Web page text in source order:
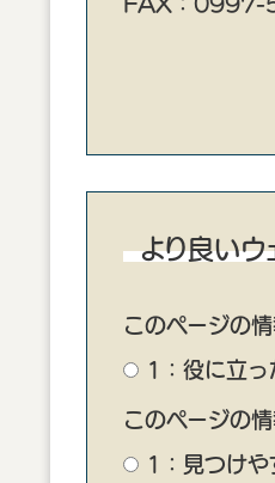
より良い
このページの
1：役に立っ
このページの
1：見つけや